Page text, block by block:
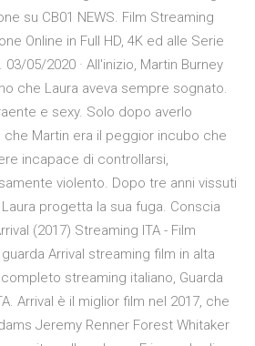
su CB01 NEWS. Film Streaming
Online in Full HD, 4K ed alle Serie
05/2020 · All'inizio, Martin Burney
che Laura aveva sempre sognato.
e sexy. Solo dopo averlo
Martin era il peggior incubo che
incapace di controllarsi,
violento. Dopo tre anni vissuti
progetta la sua fuga. Conscia
(2017) Streaming ITA - Film
Arrival streaming film in alta
streaming italiano, Guarda
Arrival è il miglior film nel 2017, che
Jeremy Renner Forest Whitaker